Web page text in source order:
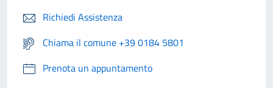
Richiedi Assistenza
Chiama il comune +39 0184 5801
Prenota un appuntamento